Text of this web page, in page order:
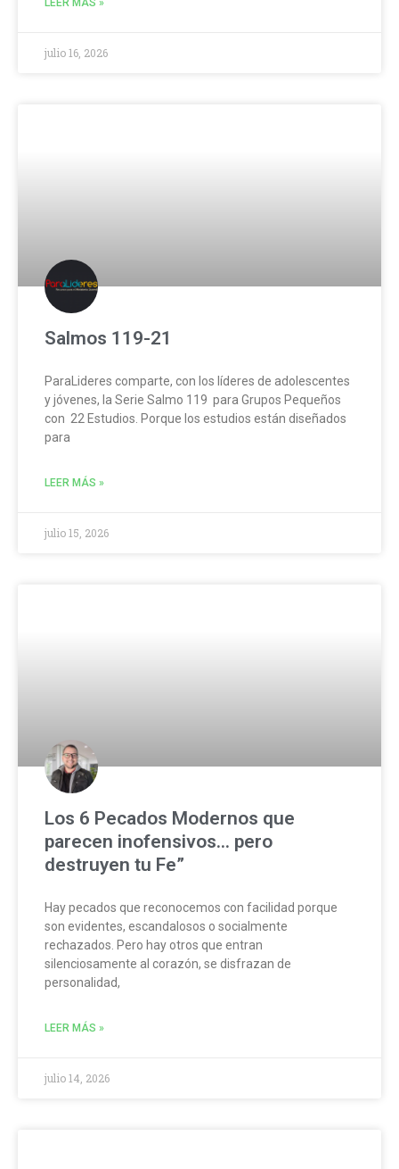
LEER MÁS »
julio 16, 2026
Salmos 119-21
ParaLideres comparte, con los líderes de adolescentes
y jóvenes, la Serie Salmo 119 para Grupos Pequeños
con 22 Estudios. Porque los estudios están diseñados
para
LEER MÁS »
julio 15, 2026
Los 6 Pecados Modernos que
parecen inofensivos… pero
destruyen tu Fe”
Hay pecados que reconocemos con facilidad porque
son evidentes, escandalosos o socialmente
rechazados. Pero hay otros que entran
silenciosamente al corazón, se disfrazan de
personalidad,
LEER MÁS »
julio 14, 2026